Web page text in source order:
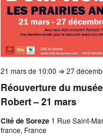
Réouverture du
Robert – 21 mars
21 mars de 10:00 ⇒27
Cité de Soreze 1 Rue Saint-
france, France